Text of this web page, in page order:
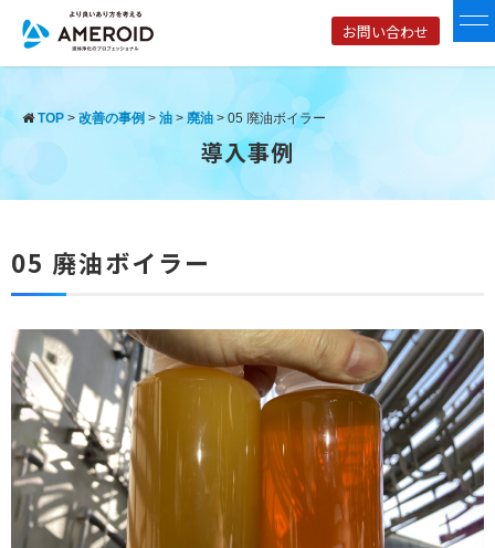
お問い合わせ
TOP > 改善の事例 > 油 > 廃油 > 05 廃油ボイラー
導入事例
05 廃油ボイラー